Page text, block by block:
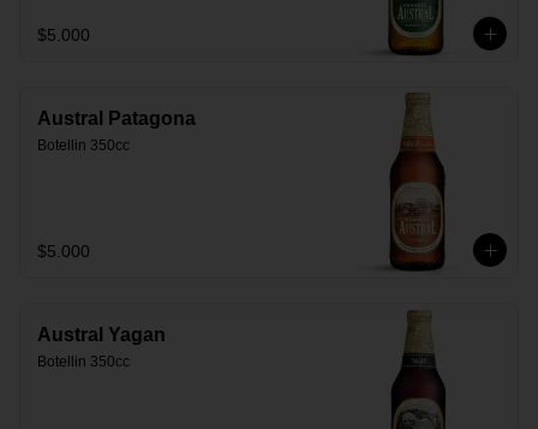
$5.000
Austral Patagona
Botellin 350cc
$5.000
Austral Yagan
Botellin 350cc